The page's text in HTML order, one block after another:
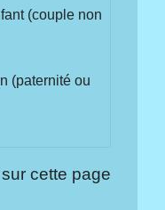
(couple non
(paternité ou
cette page